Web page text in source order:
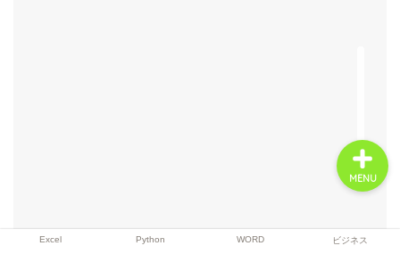
Excel Python WORD ビジネス
MENU